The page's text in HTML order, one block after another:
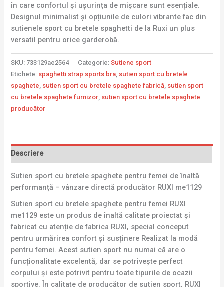
în care confortul și ușurința de mișcare sunt esențiale.
Designul minimalist și opțiunile de culori vibrante fac din
sutienele sport cu bretele spaghetti de la Ruxi un plus
versatil pentru orice garderobă.
SKU: 733129ae2564 Categorie:Sutiene sport
Etichete: spaghetti strap sports bra, sutien sport cu bretele
spaghete, sutien sport cu bretele spaghete fabrică, sutien sport
cu bretele spaghete furnizor, sutien sport cu bretele spaghete
producător
Descriere
Sutien sport cu bretele spaghete pentru femei de înaltă
performanță – vânzare directă producător RUXI me1129
Sutien sport cu bretele spaghete pentru femei RUXI
me1129 este un produs de înaltă calitate proiectat și
fabricat cu atenție de fabrica RUXI, special conceput
pentru urmărirea confort și susținere Realizat la modă
pentru femei. Acest sutien sport nu numai că are o
funcționalitate excelentă, dar se potrivește perfect
corpului și este potrivit pentru toate tipurile de ocazii
sportive. În calitate de producător de sutien sport, RUXI